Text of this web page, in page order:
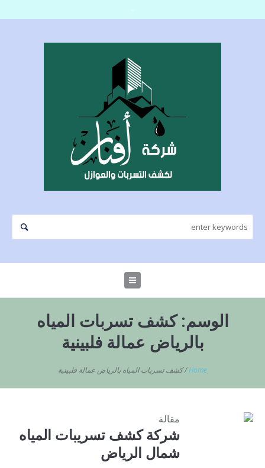
الوسم:كشف تسربات المياه
بالرياض عمالة فلبينية
Home
/كشف تسربات المياه بالرياض عمالة فلبينية
مقالة
شركة كشف تسريبات المياه
شمال الرياض